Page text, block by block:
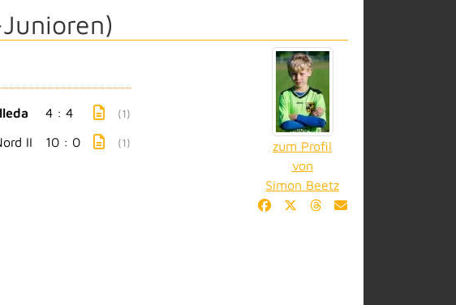
zum Profil
von
Simon Beetz
4 : 4 (1)
II 10 : 0 (1)